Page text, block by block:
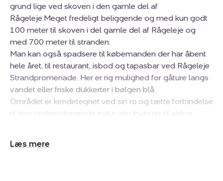
grund lige ved skoven i den gamle del af
Rågeleje.Meget fredeligt beliggende og med kun godt
100 meter til skoven i del gamle del af Rågeleje og
med 700 meter til stranden.
Man kan også spadsere til købemanden der har åbent
hele året, til restaurant, isbod og tapasbar ved Rågeleje
Strandpromenade. Her er rig mulighed for gåture langs
vandet eller friske dukkerter i bølgen blå.
Området er kendetegnet ved sin ro og tætte forbindelse
til den omkringliggende natur, der inviterer til aktive
Haven er virkelig skøn med en god blanding af ældre